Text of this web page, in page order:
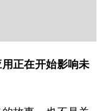
正在开始影响未